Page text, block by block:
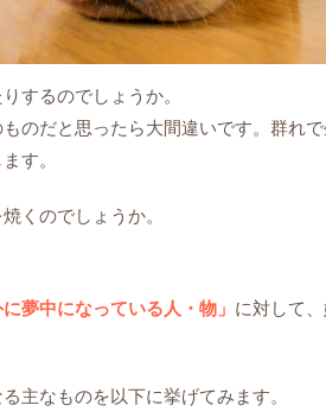
するのでしょうか。
のだと思ったら大間違いです。群れ
す。
くのでしょうか。
夢中になっている人・物」 に対して
主なものを以下に挙げてみます。